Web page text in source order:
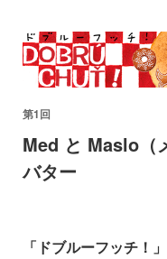
第1回
Med と Maslo（
バター
「ドブルーフッチ！